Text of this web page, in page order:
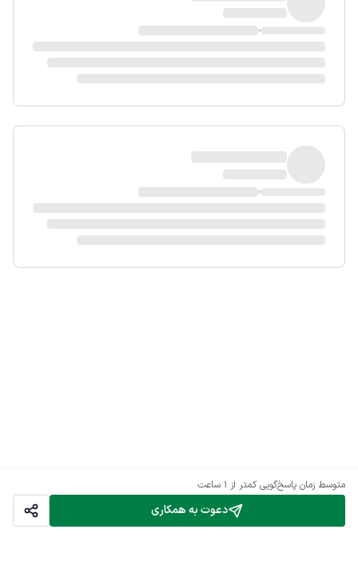
دعوت به همکاری
متوسط زمان پاسخ‌گویی کمتر از 1 ساعت